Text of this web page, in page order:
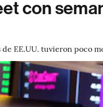
con
de EE.UU. tuvieron poco